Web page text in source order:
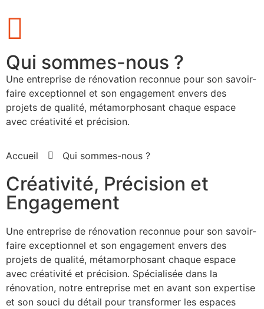
Qui sommes-nous ?
Une entreprise de rénovation reconnue pour son savoir-
faire exceptionnel et son engagement envers des
projets de qualité, métamorphosant chaque espace
avec créativité et précision.
Accueil Qui sommes-nous ?
Créativité, Précision et
Engagement
Une entreprise de rénovation reconnue pour son savoir-
faire exceptionnel et son engagement envers des
projets de qualité, métamorphosant chaque espace
avec créativité et précision. Spécialisée dans la
rénovation, notre entreprise met en avant son expertise
et son souci du détail pour transformer les espaces